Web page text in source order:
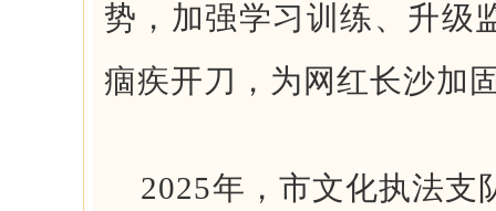
势，加强学习训练、升级
痼疾开刀，为网红长沙加
2025年，市文化执法支